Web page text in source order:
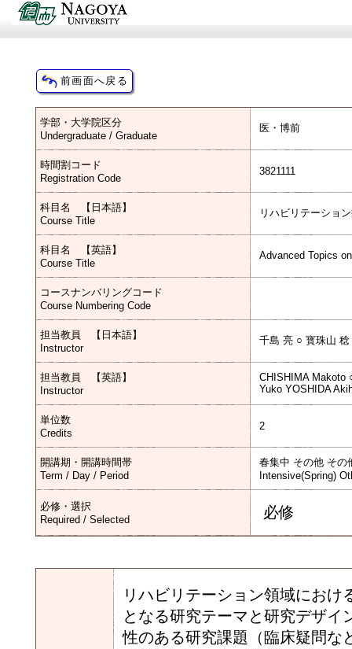
学部・大学院区分
Undergraduate / Graduate
医・博前
時間割コード
Registration Code
3821111
科目名 【日本語】
Course Title
リハビリテーショ
科目名 【英語】
Course Title
Advanced Topics
コースナンバリングコード
Course Numbering Code
担当教員 【日本語】
Instructor
千島 亮 ○ 寳珠山
担当教員 【英語】
Instructor
CHISHIMA Makoto
Yuko YOSHIDA
単位数
Credits
2
開講期・開講時間帯
Term / Day / Period
春集中 その他 その
Intensive(Spring)
必修・選択
Required / Selected
必修
リハビリテーション領域にお
となる研究テーマと研究デザ
性のある研究課題（臨床疑問な